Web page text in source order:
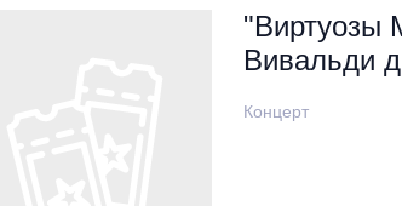
"Виртуозы
Вивальди
Концерт